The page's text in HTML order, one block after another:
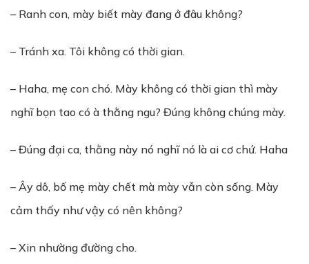
– Ranh con, mày biết mày đang ở đâu không?
– Tránh xa. Tôi không có thời gian.
– Haha, mẹ con chó. Mày không có thời gian thì mày
nghĩ bọn tao có à thằng ngu? Đúng không chúng mày.
– Đúng đại ca, thằng này nó nghĩ nó là ai cơ chứ. Haha
– Ây dô, bố mẹ mày chết mà mày vẫn còn sống. Mày
cảm thấy như vậy có nên không?
– Xin nhường đường cho.